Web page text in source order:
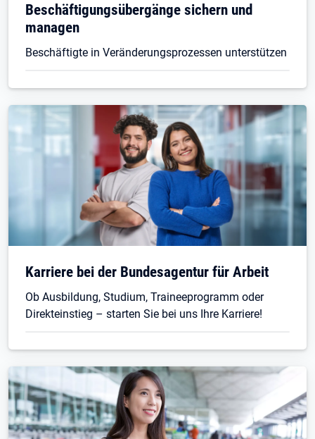
Beschäftigungsübergänge sichern und
managen
Beschäftigte in Veränderungsprozessen unterstützen
Karriere bei der Bundesagentur für Arbeit
Ob Ausbildung, Studium, Traineeprogramm oder
Direkteinstieg – starten Sie bei uns Ihre Karriere!